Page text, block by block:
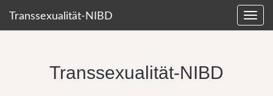
Transsexualität-NIBD
Transsexualität-NIBD